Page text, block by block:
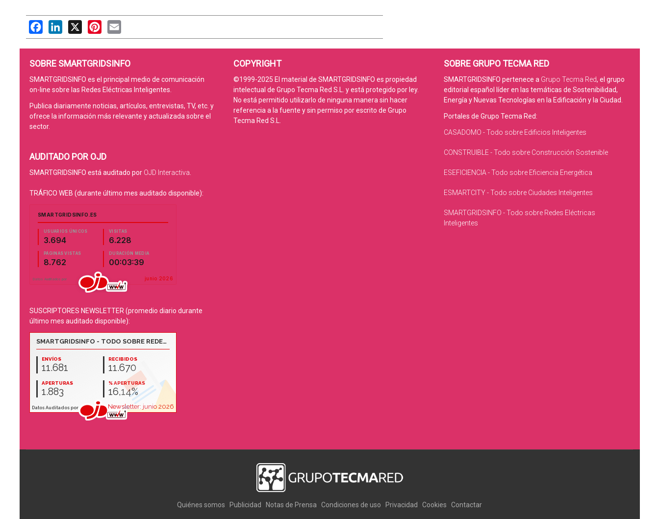
FacebookLinkedIn
X PinterestEmail
SOBRE SMARTGRIDSINFO
SMARTGRIDSINFO es el principal medio de comunicación
on-line sobre las Redes Eléctricas Inteligentes.
Publica diariamente noticias, artículos, entrevistas, TV, etc. y
ofrece la información más relevante y actualizada sobre el
sector.
AUDITADO POR OJD
SMARTGRIDSINFO está auditado por OJD Interactiva
TRÁFICO WEB (durante último mes auditado disponible):
SUSCRIPTORES NEWSLETTER (promedio diario durante
último mes auditado disponible):
COPYRIGHT
©1999-2025 El material de SMARTGRIDSINFO es propiedad
intelectual de Grupo Tecma Red S.L. y está protegido por ley.
No está permitido utilizarlo de ninguna manera sin hacer
referencia a la fuente y sin permiso por escrito de Grupo
Tecma Red S.L.
SOBRE GRUPO TECMA RED
SMARTGRIDSINFO pertenece a Grupo Tecma Red, el grupo
editorial español líder en las temáticas de Sostenibilidad,
Energía y Nuevas Tecnologías en la Edificación y la Ciudad.
Portales de Grupo Tecma Red:
CASADOMO - Todo sobre Edificios Inteligentes
CONSTRUIBLE - Todo sobre Construcción Sostenible
ESEFICIENCIA - Todo sobre Eficiencia Energética
ESMARTCITY - Todo sobre Ciudades Inteligentes
SMARTGRIDSINFO - Todo sobre Redes Eléctricas
Inteligentes
Quiénes somos Publicidad Notas de Prensa Condiciones de uso Privacidad Cookies Contactar